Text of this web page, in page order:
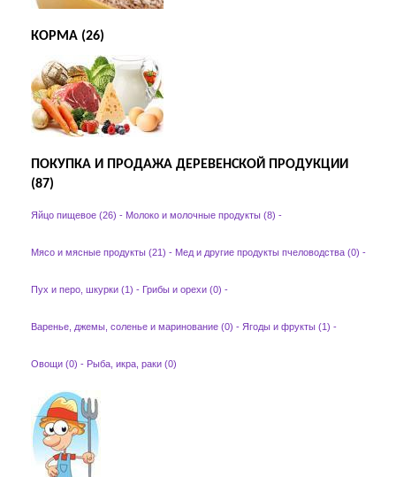
КОРМА (26)
ПОКУПКА И ПРОДАЖА ДЕРЕВЕНСКОЙ ПРОДУКЦИИ
(87)
Яйцо пищевое (26) - Молоко и молочные продукты (8) -
Мясо и мясные продукты (21) - Мед и другие продукты пчеловодства (0) -
Пух и перо, шкурки (1) - Грибы и орехи (0) -
Варенье, джемы, соленье и маринование (0) - Ягоды и фрукты (1) -
Овощи (0) - Рыба, икра, раки (0)